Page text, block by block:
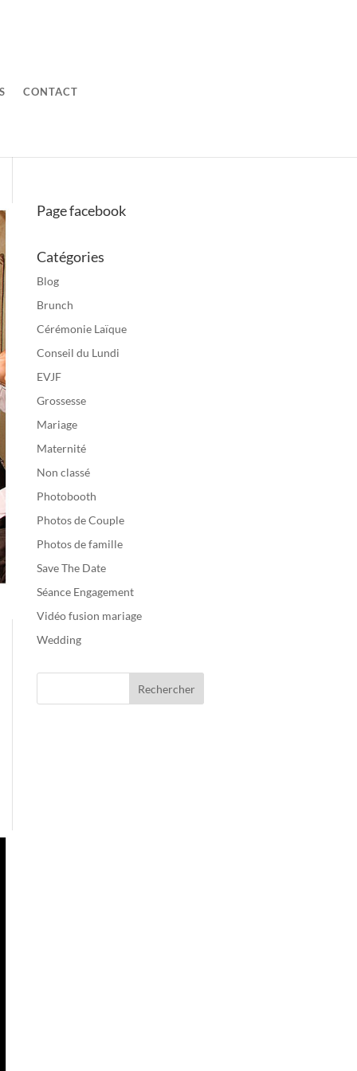
CONTACT
Page facebook
Catégories
Blog
Brunch
Cérémonie Laïque
Conseil du Lundi
EVJF
Grossesse
Mariage
Maternité
Non classé
Photobooth
Photos de Couple
Photos de famille
Save The Date
Séance Engagement
Vidéo fusion mariage
Wedding